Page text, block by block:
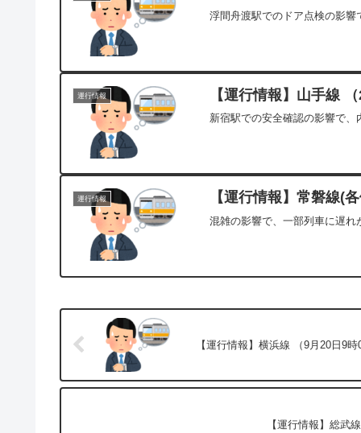
浮間舟渡駅でのドア点検の影響
運行情報 【運行情報】山手線
新宿駅での安全確認の影響で、
運行情報 【運行情報】常磐線(
混雑の影響で、一部列車に遅れ
【運行情報】横浜線 （9月20日9時
【運行情報】総武